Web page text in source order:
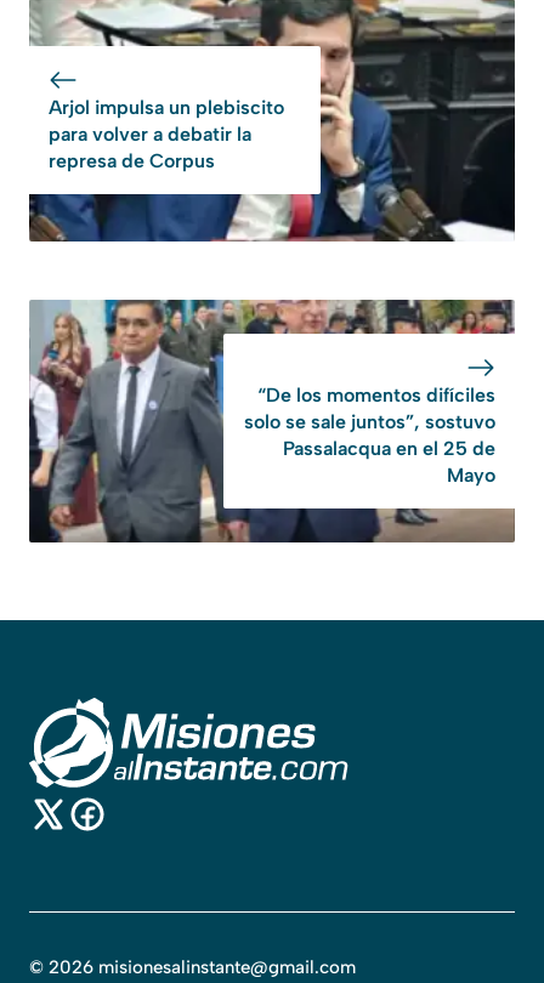
Arjol impulsa un plebiscito
para volver a debatir la
represa de Corpus
“De los momentos difíciles
solo se sale juntos”, sostuvo
Passalacqua en el 25 de
Mayo
© 2026 misionesalinstante@gmail.com